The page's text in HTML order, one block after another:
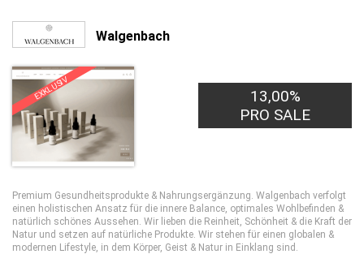
Walgenbach
EXKLUSIV
7,50€
PRO LEAD
13,00%
PRO SALE
Premium Gesundheitsprodukte & Nahrungsergänzung. Walgenbach verfolgt
einen holistischen Ansatz für die innere Balance, optimales Wohlbefinden &
natürlich schönes Aussehen. Wir lieben die Reinheit, Schönheit & die Kraft der
Natur und setzen auf natürliche Produkte. Wir stehen für einen globalen &
modernen Lifestyle, in dem Körper, Geist & Natur in Einklang sind.